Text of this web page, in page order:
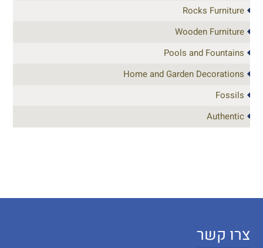
Rocks Furniture
Wooden Furniture
Pools and Fountains
Home and Garden Decorations
Fossils
Authentic
צרו קשר